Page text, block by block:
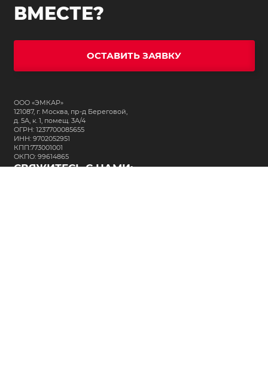
ВМЕСТЕ?
ОСТАВИТЬ ЗАЯВКУ
ООО «ЭМКАР»
121087, г. Москва, пр-д Береговой,
д. 5А, к. 1, помещ. 3А/4
ОГРН: 1237700085655
ИНН: 9702052951
КПП:773001001
ОКПО: 99614865
СВЯЖИТЕСЬ С НАМИ: